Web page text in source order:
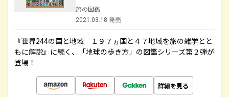
旅の図鑑
2021.03.18 発売
『世界244の国と地域 １９７ヵ国と４７地域を旅の雑学とと
もに解説』に続く、「地球の歩き方」の図鑑シリーズ第２弾が
登場！
詳細を見る